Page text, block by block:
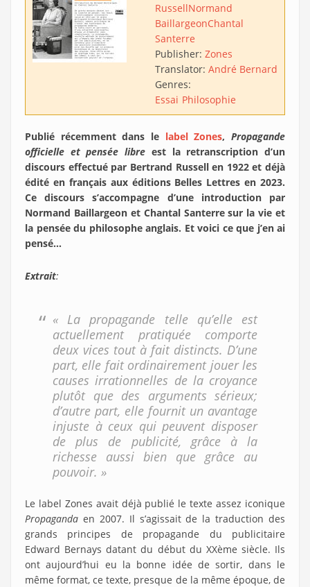
RussellNormand
BaillargeonChantal
Santerre
Publisher: Zones
Translator: André Bernard
Genres:
Essai Philosophie
Publié récemment dans le label Zones,Propagande
officielle et pensée libre est la retranscription d’un
discours effectué par Bertrand Russell en 1922 et déjà
édité en français aux éditions Belles Lettres en 2023.
Ce discours s’accompagne d’une introduction par
Normand Baillargeon et Chantal Santerre sur la vie et
la pensée du philosophe anglais. Et voici ce que j’en ai
pensé…
Extrait:
« La propagande telle qu’elle est
actuellement pratiquée comporte
deux vices tout à fait distincts. D’une
part, elle fait ordinairement jouer les
causes irrationnelles de la croyance
plutôt que des arguments sérieux;
d’autre part, elle fournit un avantage
injuste à ceux qui peuvent disposer
de plus de publicité, grâce à la
richesse aussi bien que grâce au
pouvoir. »
Le label Zones avait déjà publié le texte assez iconique
Propaganda en 2007. Il s’agissait de la traduction des
grands principes de propagande du publicitaire
Edward Bernays datant du début du XXème siècle. Ils
ont aujourd’hui eu la bonne idée de sortir, dans le
même format, ce texte, presque de la même époque, de